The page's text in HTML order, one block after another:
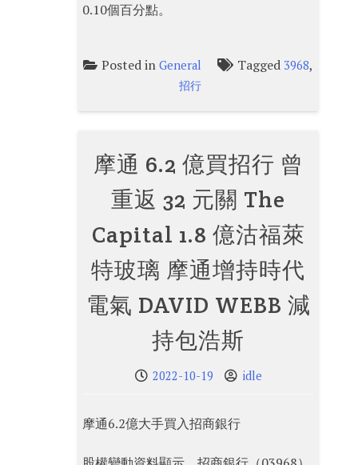
0.10個百分點。
Posted inGeneral Tagged 3968,
招行
摩通 6.2 億買招行 曾
重返 32 元關 The
Capital 1.8 億沽福萊
特玻璃 摩通增持時代
電氣 DAVID WEBB 減
持包浩斯
2022-10-19 idle
摩通6.2億大手買入招商銀行